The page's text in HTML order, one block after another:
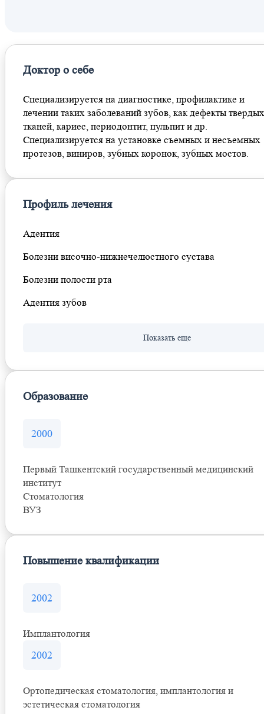
Доктор о себе
Специализируется на диагностике, профилактике и
лечении таких заболеваний зубов, как дефекты твердых
тканей, кариес, периодонтит, пульпит и др.
Специализируется на установке съемных и несъемных
протезов, виниров, зубных коронок, зубных мостов.
Профиль лечения
Адентия
Болезни височно-нижнечелюстного сустава
Болезни полости рта
Адентия зубов
Образование
2000
Первый Ташкентский государственный медицинский
институт
Стоматология
ВУЗ
Повышение квалификации
2002
Имплантология
2002
Ортопедическая стоматология, имплантология и
эстетическая стоматология